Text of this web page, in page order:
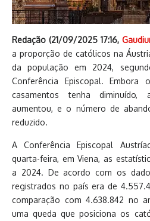
Redação (21/09/2025 17:16,
a proporção de católicos na
da população em 2024,
Conferência Episcopal.
casamentos tenha
aumentou, e o número de
reduzido.
A Conferência Episcopal
quarta-feira, em Viena, as
a 2024. De acordo com os
registrados no país era de
comparação com 4.638.842 no
uma queda que posiciona os